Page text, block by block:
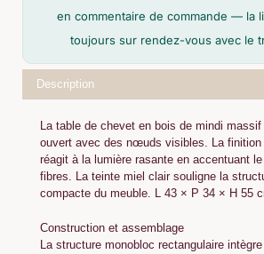
en commentaire de commande — la
toujours sur rendez-vous avec le
Description
La table de chevet en bois de mindi
ouvert avec des nœuds visibles. La finition
réagit à la lumière rasante en accentuant
fibres. La teinte miel clair souligne la
compacte du meuble. L 43 × P 34 × H 55
Construction et assemblage
La structure monobloc rectangulaire